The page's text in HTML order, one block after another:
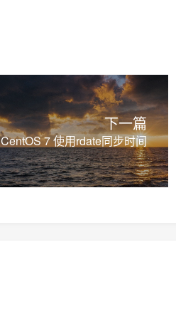
下一篇
CentOS 7 使用rdate同步时间